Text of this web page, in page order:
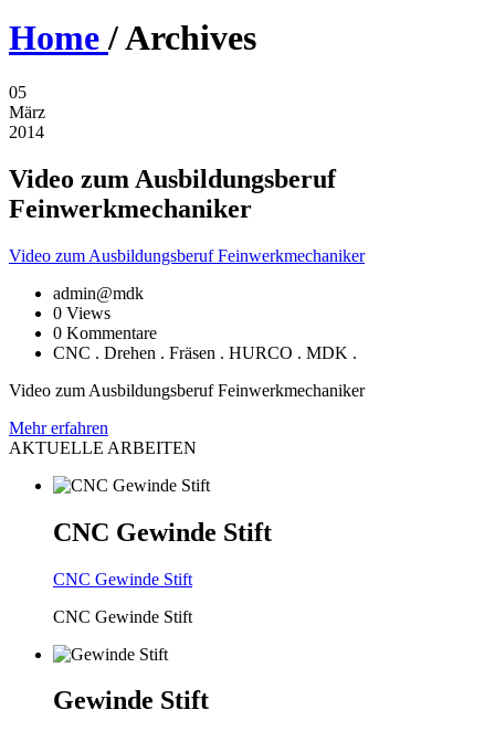
Home/Archives
05
März
2014
Video zum Ausbildungsberuf
Feinwerkmechaniker
Video zum Ausbildungsberuf Feinwerkmechaniker
admin@mdk
0 Views
0 Kommentare
CNC . Drehen . Fräsen . HURCO . MDK .
Video zum Ausbildungsberuf Feinwerkmechaniker
Mehrerfahren
AKTUELLE ARBEITEN
CNC Gewinde Stift
CNC Gewinde Stift
CNC Gewinde Stift
Gewinde Stift